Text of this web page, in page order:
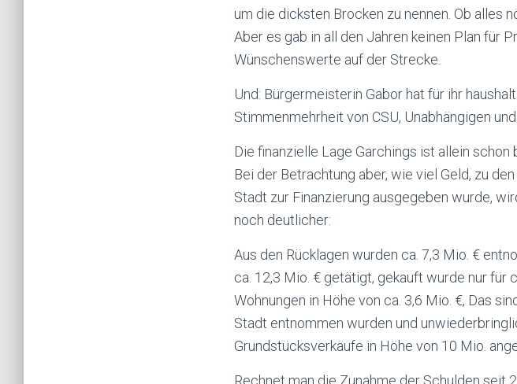
um die dicksten Brocken zu nennen. Ob alles
Aber es gab in all den Jahren keinen Plan für
Wünschenswerte auf der Strecke.
Und: Bürgermeisterin Gabor hat für ihr
Stimmenmehrheit von CSU, Unabhängigen
Die finanzielle Lage Garchings ist allein
Bei der Betrachtung aber, wie viel Geld, zu
Stadt zur Finanzierung ausgegeben wurde,
noch deutlicher:
Aus den Rücklagen wurden ca. 7,3 Mio. €
ca. 12,3 Mio. € getätigt, gekauft wurde nur für
Wohnungen in Höhe von ca. 3,6 Mio. €, Das
Stadt entnommen wurden und
Grundstücksverkäufe in Höhe von 10 Mio.
Rechnet man die Zunahme der Schulden seit